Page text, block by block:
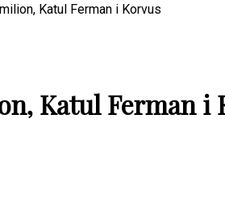
Katul Ferman i Korvus
Katul Ferman i